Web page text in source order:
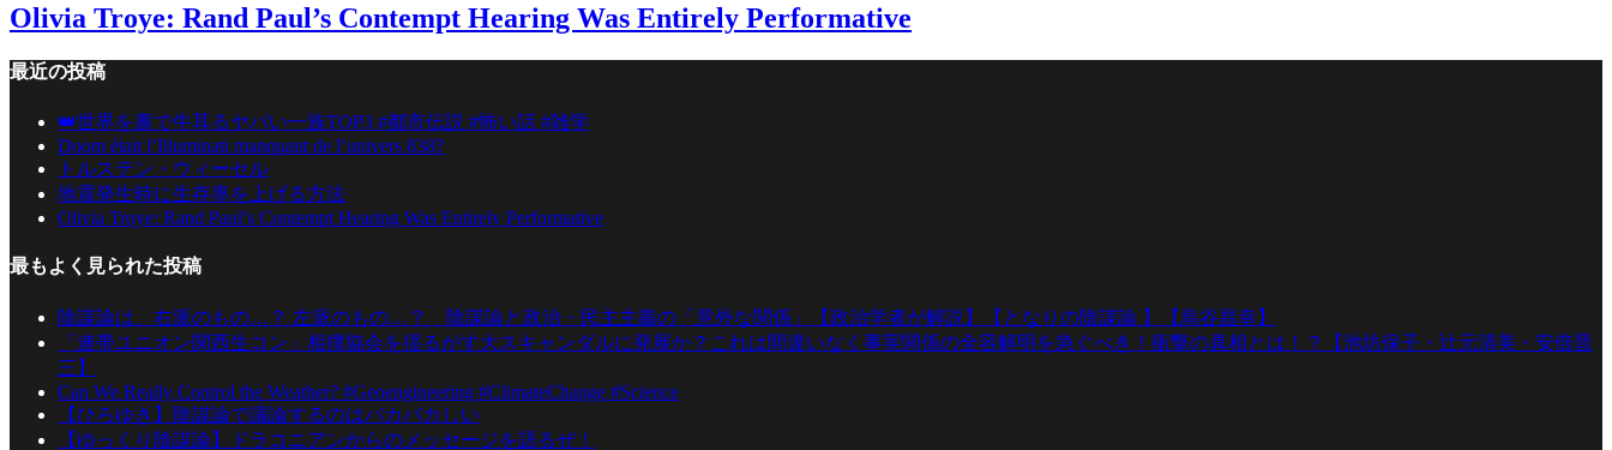
Olivia Troye: Rand Paul’s Contempt Hearing Was Entirely Performative
最近の投稿
👑世界を裏で牛耳るヤバい一族TOP3 #都市伝説 #怖い話 #雑学
Doom était l’Illuminati manquant de l’univers 838?
トルステン・ウィーセル
地震発生時に生存率を上げる方法
Olivia Troye: Rand Paul’s Contempt Hearing Was Entirely Performative
最もよく見られた投稿
陰謀論は、右派のもの…？ 左派のもの…？ 陰謀論と政治・民主主義の「意外な関係」【政治学者が解説】【となりの陰謀論 】【烏谷昌幸】
「連帯ユニオン関西生コン」相撲協会を揺るがす大スキャンダルに発展か？これは間違いなく事実関係の全容解明を急ぐべき！衝撃の真相とは！？【池坊保子・辻元清美・安倍晋
三】
Can We Really Control the Weather? #Geoengineering #ClimateChange #Science
【ひろゆき】陰謀論で議論するのはバカバカしい
【ゆっくり陰謀論】ドラコニアンからのメッセージを語るぜ！